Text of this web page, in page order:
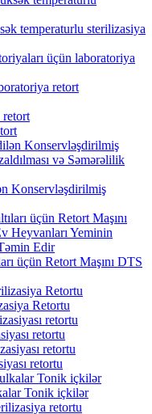
temperaturlu sterilizasiya
retort
Konservləşdirilmiş
üçün Retort Maşını DTS
Retortu
retortu
retortu
Tonik içkilər